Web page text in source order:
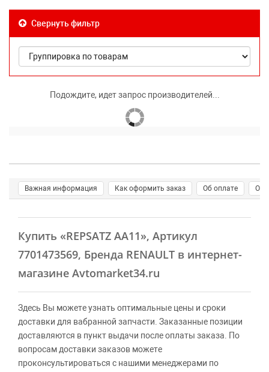
Свернуть фильтр
Подождите, идет запрос производителей...
Важная информация Как оформить заказ Об оплате О
Купить «REPSATZ AA11», Артикул
7701473569, Бренда RENAULT в интернет-
магазине Avtomarket34.ru
Здесь Вы можете узнать оптимальные цены и сроки
доставки для вабранной запчасти. Заказанные позиции
доставляются в пункт выдачи после оплаты заказа. По
вопросам доставки заказов можете
проконсультироваться с нашими менеджерами по